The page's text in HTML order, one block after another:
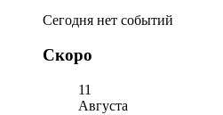
Сегодня нет событий
Скоро
11
Августа